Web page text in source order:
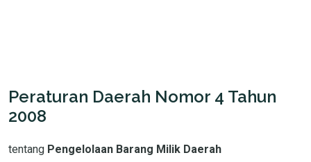
Peraturan Daerah Nomor 4 Tahun
2008
tentang Pengelolaan Barang Milik Daerah